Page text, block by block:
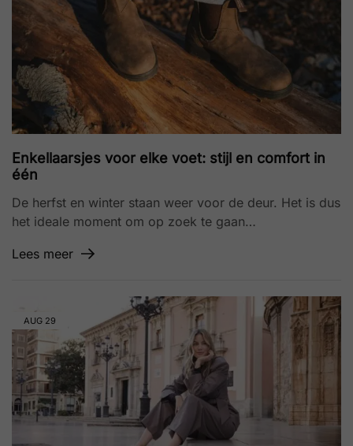
Enkellaarsjes voor elke voet: stijl en comfort in
één
De herfst en winter staan weer voor de deur. Het is dus
het ideale moment om op zoek te gaan…
Lees meer
AUG 29